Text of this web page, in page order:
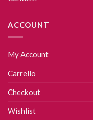
ACCOUNT
My Account
Carrello
Checkout
Wishlist